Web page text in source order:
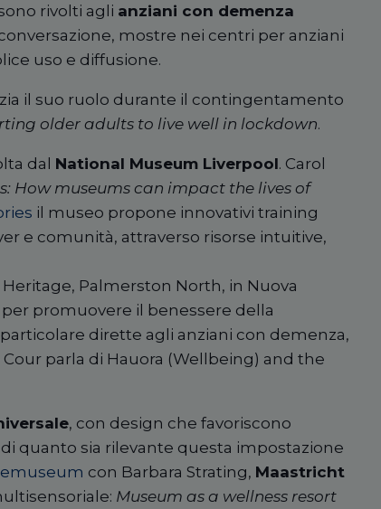
rivolti agli anziani con demenza
mostre nei centri per anziani
uso e diffusione.
il suo ruolo durante il contingentamento
older adults to live well in lockdown.
dal National Museum Liverpool. Carol
How museums can impact the lives of
il museo propone innovativi training
e comunità, attraverso risorse intuitive,
Palmerston North, in Nuova
promuovere il benessere della
dirette agli anziani con demenza,
parla di Hauora (Wellbeing) and the
, con design che favoriscono
quanto sia rilevante questa impostazione
con Barbara Strating, Maastricht
Museum as a wellness resort